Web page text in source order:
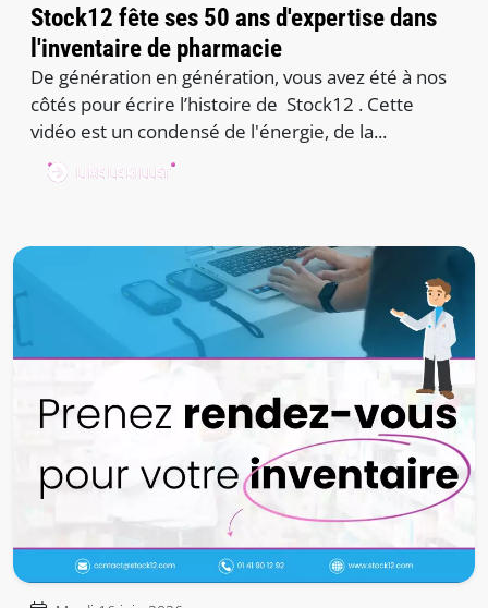
Stock12 fête ses 50 ans d'expertise dans
l'inventaire de pharmacie
De génération en génération, vous avez été à nos
côtés pour écrire l’histoire de Stock12 . Cette
vidéo est un condensé de l'énergie, de la...
LIRE LE BILLET